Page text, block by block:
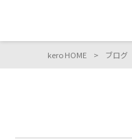
kero HOME > ブログ